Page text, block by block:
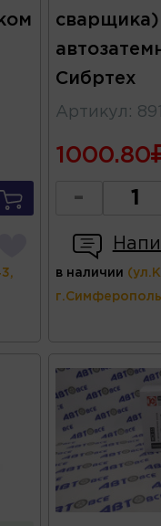
сварщика)
Сибртех
Артикул :
1000.80
-
в наличии